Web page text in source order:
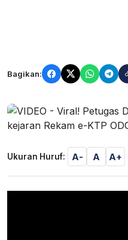
Bagikan:
Ukuran Huruf: A- A A+